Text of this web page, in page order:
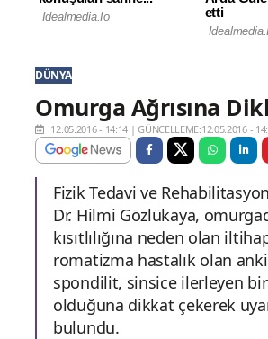
DÜNYA
Omurga Ağrısına
12.05.2016 - 14:14 |GÜNCELLEME:12.05.2016 -
Fizik Tedavi ve
Dr. Hilmi Gözlükaya,
kısıtlılığına neden olan
romatizma hastalık olan
spondilit, sinsice ilerleyen
olduğuna dikkat çekerek
bulundu.